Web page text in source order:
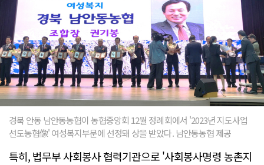
경북 안동 남안동농협이 농협중앙회 12월 정례회에서 '2023년 지도사업
선도농협像' 여성복지부문에 선정돼 상을 받았다. 남안동농협 제공
특히, 법무부 사회봉사 협력기관으로 '사회봉사명령 농촌지